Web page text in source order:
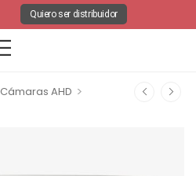
Quiero ser distribuidor
Cámaras AHD >